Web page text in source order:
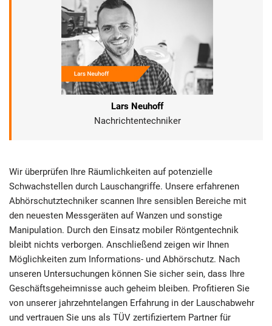
Lars Neuhoff
Nachrichtentechniker
Wir überprüfen Ihre Räumlichkeiten auf potenzielle
Schwachstellen durch Lauschangriffe. Unsere erfahrenen
Abhörschutztechniker scannen Ihre sensiblen Bereiche mit
den neuesten Messgeräten auf Wanzen und sonstige
Manipulation. Durch den Einsatz mobiler Röntgentechnik
bleibt nichts verborgen. Anschließend zeigen wir Ihnen
Möglichkeiten zum Informations- und Abhörschutz. Nach
unseren Untersuchungen können Sie sicher sein, dass Ihre
Geschäftsgeheimnisse auch geheim bleiben. Profitieren Sie
von unserer jahrzehntelangen Erfahrung in der Lauschabwehr
und vertrauen Sie uns als TÜV zertifiziertem Partner für